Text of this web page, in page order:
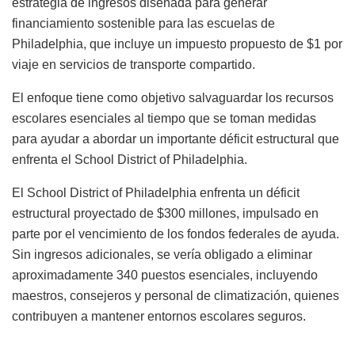
estrategia de ingresos diseñada para generar
financiamiento sostenible para las escuelas de
Philadelphia, que incluye un impuesto propuesto de $1 por
viaje en servicios de transporte compartido.
El enfoque tiene como objetivo salvaguardar los recursos
escolares esenciales al tiempo que se toman medidas
para ayudar a abordar un importante déficit estructural que
enfrenta el School District of Philadelphia.
El School District of Philadelphia enfrenta un déficit
estructural proyectado de $300 millones, impulsado en
parte por el vencimiento de los fondos federales de ayuda.
Sin ingresos adicionales, se vería obligado a eliminar
aproximadamente 340 puestos esenciales, incluyendo
maestros, consejeros y personal de climatización, quienes
contribuyen a mantener entornos escolares seguros.